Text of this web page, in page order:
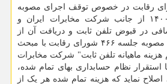
جلسه ۵۰۹ شورای رقابت در خصوص توقف اجرای مصوبه
۴۶۶ مورخ ۱۰ خرداد ۱۴۰۰ از جانب شرکت مخابرات ایران و
در قبوض تلفن ثابت و دریافت آن از
مشترکین بود. در ماده ۳ مصوبه جلسه ۴۶۶ شورای رقابت با مبحث
هزینه ماهیانه تلفن ثابت" شرکت مخابرات
نظام حسابداری بهای تمام شده،
نماید که هزینه تمام شده هر یک از